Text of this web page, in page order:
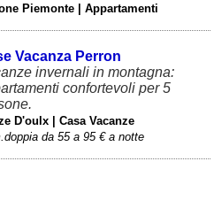
Piemonte | Appartamenti
Vacanza Perron
invernali in montagna:
confortevoli per 5
D'oulx | Casa Vacanze
da 55 a 95 € a notte